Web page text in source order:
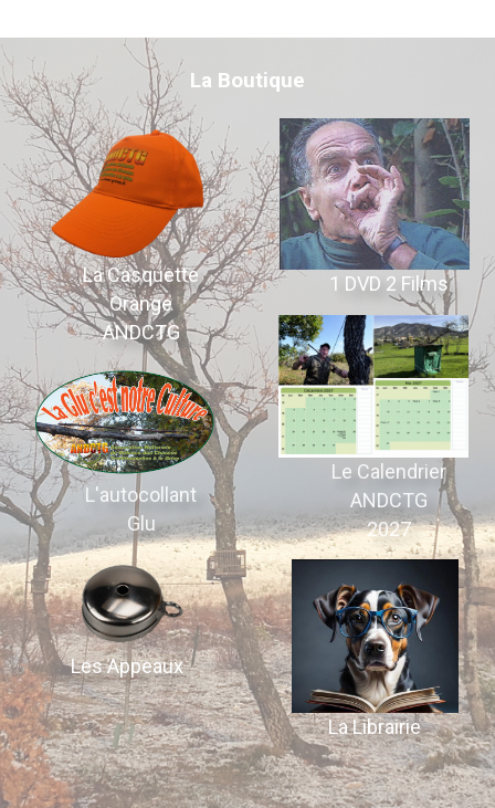
La Boutique
La Casquette
Orange
ANDCTG
L'autocollant
Glu
Les Appeaux
1 DVD 2 Films
Le Calendrier
ANDCTG
2027
La Librairie